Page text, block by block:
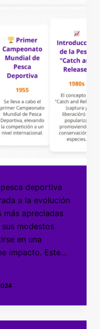
deportiva
a la evolución
más apreciadas
modestos
en una
impacto. Este…